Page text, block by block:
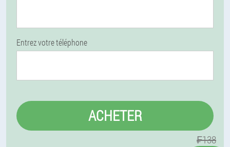
Entrez votre téléphone
ACHETER
₣138